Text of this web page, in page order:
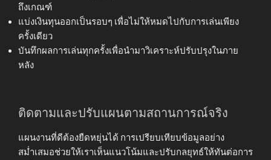
ถึงเกณฑ์
แบ่งเงินทุนออกเป็นรอบๆ เพื่อไม่ให้หมดไปกับการเล่นเพียง
ครั้งเดียว
บันทึกผลการเล่นทุกครั้งเพื่อนำมาวิเคราะห์ปรับปรุงในภาย
หลัง
ติดตามและปรับแผนตามสถานการณ์จริง
แผนงานที่ดีต้องยืดหยุ่นได้ การเปรียบเทียบข้อมูลอย่าง
สม่ำเสมอช่วยให้เราเห็นแนวโน้มและปรับกลยุทธ์ให้ทันต่อการ